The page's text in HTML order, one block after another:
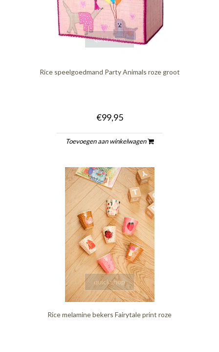
quickshop
Rice speelgoedmand Party Animals roze groot
€99,95
Toevoegen aan winkelwagen
quickshop
Rice melamine bekers Fairytale print roze